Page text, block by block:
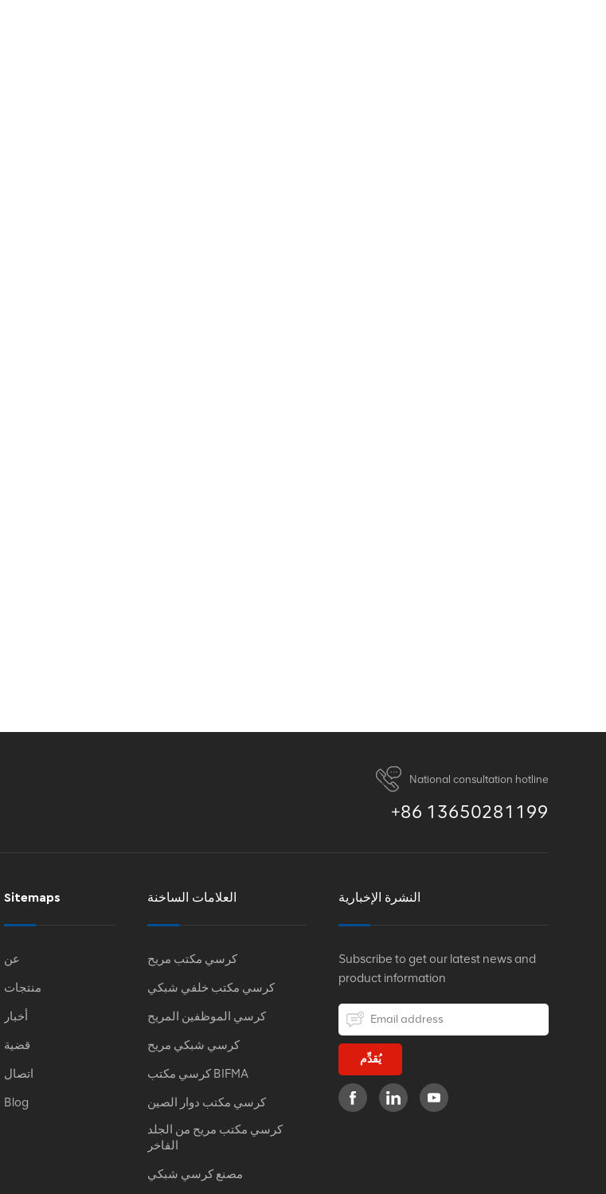
National consultation hotline
+86 13650281199
Sitemaps
عن
منتجات
أخبار
قضية
اتصال
Blog
العلامات الساخنة
كرسي مكتب مريح
كرسي مكتب خلفي شبكي
كرسي الموظفين المريح
كرسي شبكي مريح
كرسي مكتب BIFMA
كرسي مكتب دوار الصين
كرسي مكتب مريح من الجلد
الفاخر
مصنع كرسي شبكي
النشرة الإخبارية
Subscribe to get our latest news and
product information
يُقدِّم